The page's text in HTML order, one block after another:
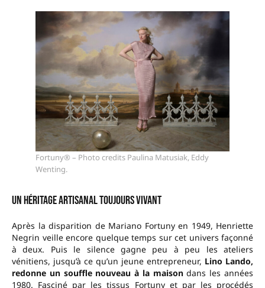
Fortuny® – Photo credits Paulina Matusiak, Eddy
Wenting.
Un héritage artisanal toujours vivant
Après la disparition de Mariano Fortuny en 1949, Henriette
Negrin veille encore quelque temps sur cet univers façonné
à deux. Puis le silence gagne peu à peu les ateliers
vénitiens, jusqu’à ce qu’un jeune entrepreneur, Lino Lando,
redonne un souffle nouveau à la maisondans les années
1980. Fasciné par les tissus Fortuny et par les procédés